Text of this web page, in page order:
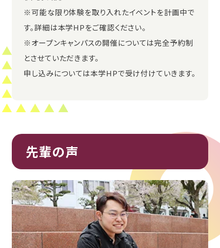
※可能な限り体験を取り入れたイベントを計画中で
す。詳細は本学HPをご確認ください。
※オープンキャンパスの開催については完全予約制
とさせていただきます。
申し込みについては本学HPで受け付けていきます。
先輩の声